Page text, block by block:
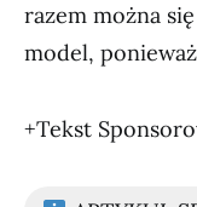
razem można
model,
+Tekst